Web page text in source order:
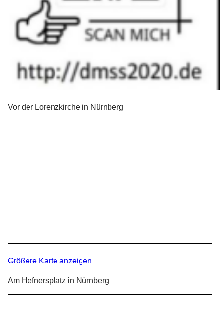
Vor der Lorenzkirche in Nürnberg
Größere Karte anzeigen
Am Hefnersplatz in Nürnberg